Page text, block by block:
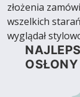
złożenia
wszelkich
wyglądał